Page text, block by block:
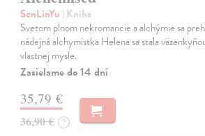
SenLinYu | Kniha
Svetom plnom nekromancie a alchýmie sa
nádejná alchymistka Helena sa stala
vlastnej mysle.
Zasielame do 14 dní
35,79 €
36,90 € ?